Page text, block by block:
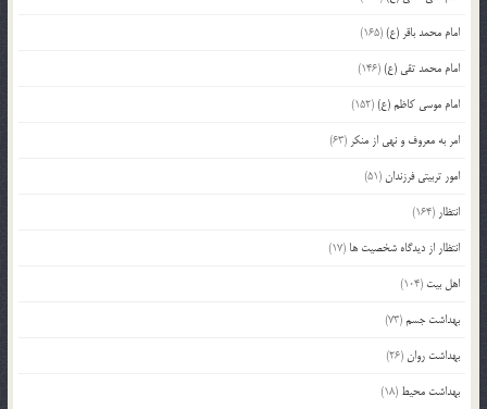
امام محمد باقر (ع)(165)
امام محمد تقی (ع)(146)
امام موسی کاظم (ع)(152)
امر به معروف و نهی از منکر (63)
امور تربیتی فرزندان (51)
انتظار (164)
انتظار از دیدگاه شخصیت ها (17)
اهل بیت (104)
بهداشت جسم(73)
بهداشت روان (26)
بهداشت محیط (18)